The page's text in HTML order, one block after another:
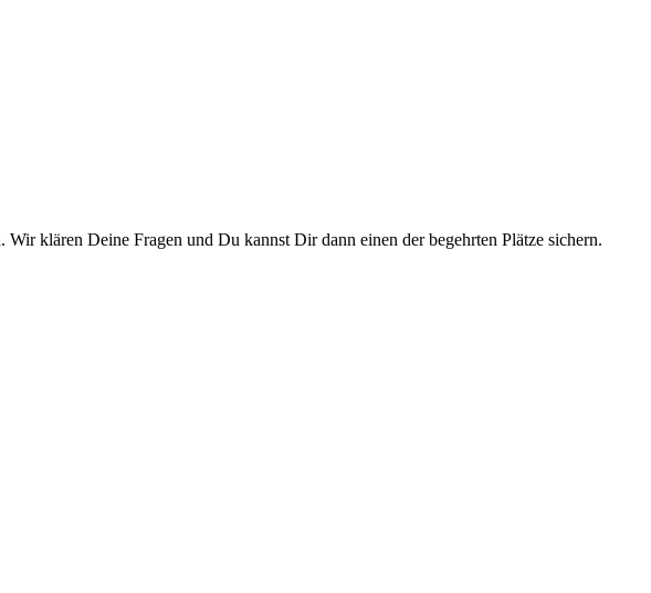
klären Deine Fragen und Du kannst Dir dann einen der begehrten Plätze sichern.